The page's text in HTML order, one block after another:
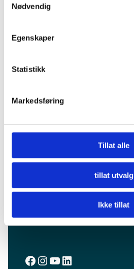
Nødvendig
Egenskaper
Statistikk
Markedsføring
Tillat alle
tillat utvalg
Ikke tillat
Careers
Markedsgata 3
info@visitalta.no
Facebook
Instagram
YouTube
LinkedIn